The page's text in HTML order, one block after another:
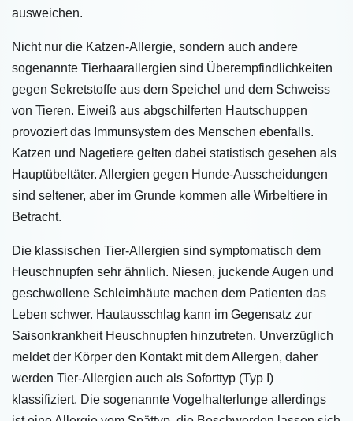
ausweichen.
Nicht nur die Katzen-Allergie, sondern auch andere
sogenannte Tierhaarallergien sind Überempfindlichkeiten
gegen Sekretstoffe aus dem Speichel und dem Schweiss
von Tieren. Eiweiß aus abgschilferten Hautschuppen
provoziert das Immunsystem des Menschen ebenfalls.
Katzen und Nagetiere gelten dabei statistisch gesehen als
Hauptübeltäter. Allergien gegen Hunde-Ausscheidungen
sind seltener, aber im Grunde kommen alle Wirbeltiere in
Betracht.
Die klassischen Tier-Allergien sind symptomatisch dem
Heuschnupfen sehr ähnlich. Niesen, juckende Augen und
geschwollene Schleimhäute machen dem Patienten das
Leben schwer. Hautausschlag kann im Gegensatz zur
Saisonkrankheit Heuschnupfen hinzutreten. Unverzüglich
meldet der Körper den Kontakt mit dem Allergen, daher
werden Tier-Allergien auch als Soforttyp (Typ I)
klassifiziert. Die sogenannte Vogelhalterlunge allerdings